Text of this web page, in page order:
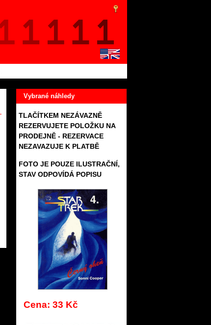
Vybrané náhledy
TLAČÍTKEM NEZÁVAZNĚ
REZERVUJETE POLOŽKU NA
PRODEJNĚ - REZERVACE
NEZAVAZUJE K PLATBĚ
FOTO JE POUZE ILUSTRAČNÍ,
STAV ODPOVÍDÁ POPISU
Cena: 33 Kč